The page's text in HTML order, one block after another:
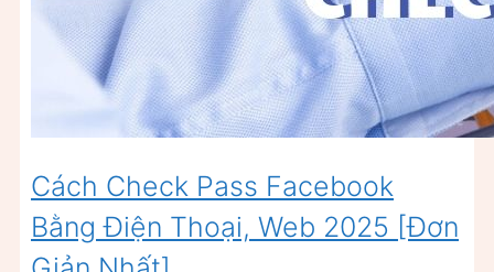
Cách Check Pass Facebook
Bằng Điện Thoại, Web 2025 [Đơn